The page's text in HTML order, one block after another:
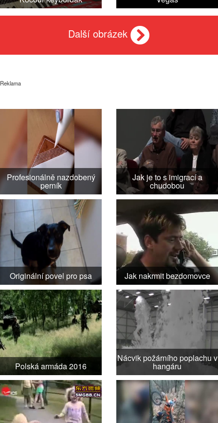
Další obrázek
Reklama
Profesionálně nazdobený
perník
Jak je to s imigrací a
chudobou
Originální povel pro psa Jak nakrmit bezdomovce
Polská armáda 2016
Nácvik požárního poplachu v
hangáru